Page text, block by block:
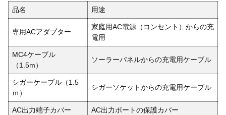
品名 用途
専用ACアダプター
家庭用AC電源（コンセント）からの充
電用
MC4ケーブル
（1.5m）
ソーラーパネルからの充電用ケーブル
シガーケーブル（1.5
ｍ）
シガーソケットからの充電用ケーブル
AC出力端子カバー AC出力ポートの保護カバー